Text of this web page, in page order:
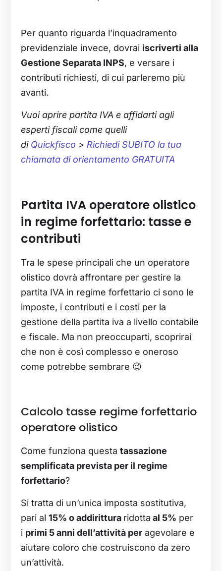
Per quanto riguarda l’inquadramento
previdenziale invece, dovrai iscriverti alla
Gestione Separata INPS, e versare i
contributi richiesti, di cui parleremo più
avanti.
Vuoi aprire partita IVA e affidarti agli
esperti fiscali come quelli
di Quickfisco > Richiedi SUBITO la tua
chiamata di orientamento GRATUITA
Partita IVA operatore olistico
in regime forfettario: tasse e
contributi
Tra le spese principali che un operatore
olistico dovrà affrontare per gestire la
partita IVA in regime forfettario ci sono le
imposte, i contributi e i costi per la
gestione della partita iva a livello contabile
e fiscale. Ma non preoccuparti, scoprirai
che non è così complesso e oneroso
come potrebbe sembrare 😉
Calcolo tasse regime forfettario
operatore olistico
Come funziona questatassazione
semplificata prevista per il regime
forfettario?
Si tratta di un’unica imposta sostitutiva,
pari al15% o addirittura ridotta al 5% per
i primi 5 anni dell’attività per agevolare e
aiutare coloro che costruiscono da zero
un’attività.